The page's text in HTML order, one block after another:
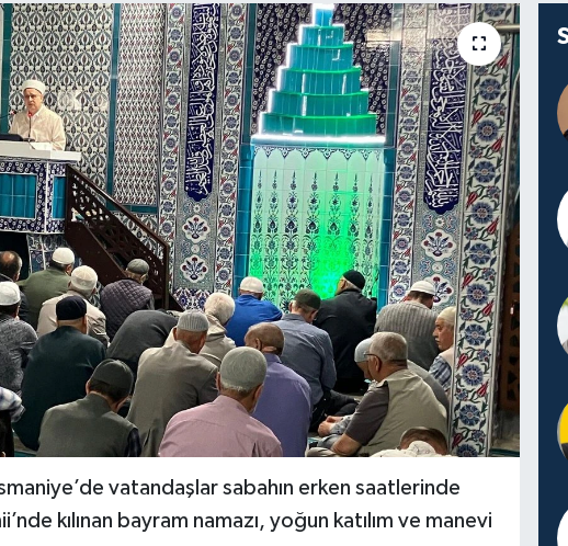
vatandaşlar sabahın erken saatlerinde
kılınan bayram namazı, yoğun katılım ve manevi